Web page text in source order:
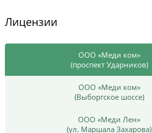
Лицензии
ООО «Меди ком»
(проспект Ударников)
ООО «Меди ком»
(Выборгское шоссе)
ООО «Меди Лен»
(ул. Маршала Захарова)